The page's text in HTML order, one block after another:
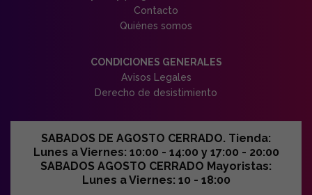
Contacto
Quiénes somos
CONDICIONES GENERALES
Avisos Legales
Derecho de desistimiento
SABADOS DE AGOSTO CERRADO. Tienda:
Lunes a Viernes: 10:00 - 14:00 y 17:00 - 20:00
SABADOS AGOSTO CERRADO Mayoristas:
Lunes a Viernes: 10 - 18:00